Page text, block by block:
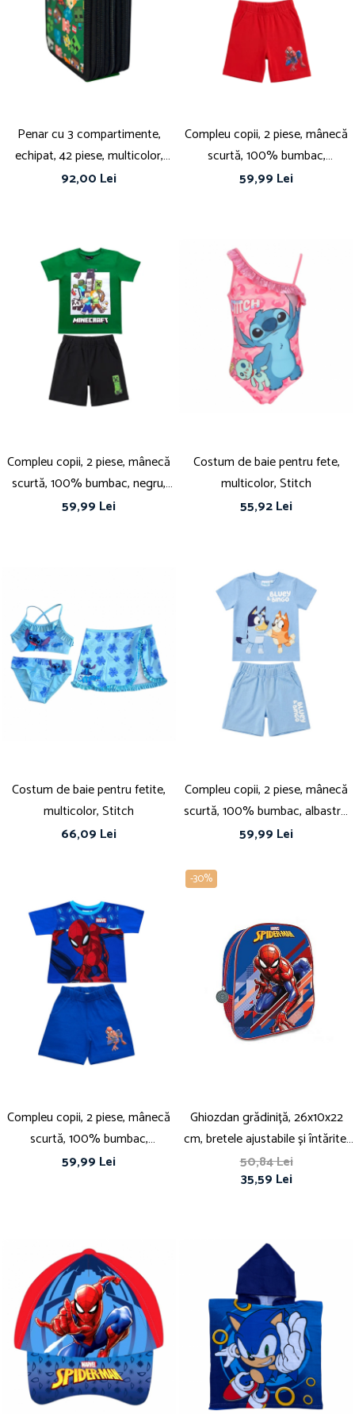
Îmbrăcăminte
Bluze și jachete copii
Compleuri copii
Costume de baie
Halate de baie
Hanorace
Lenjerie intimă și șosete
Tricouri copii
Încălțăminte
Pantofi și încălțăminte sport
Papuci și botoșei copii
Sandale și saboți
Șorțuri și bonete
Penar cu 3 compartimente,
echipat, 42 piese, multicolor,
Happy, Minecraft
92,00 Lei
Compleu copii, 2 piese, mânecă
scurtă, 100% bumbac,
multicolor, Spiderman
59,99 Lei
Compleu copii, 2 piese, mânecă
scurtă, 100% bumbac, negru,
Minecraft
59,99 Lei
Costum de baie pentru fete,
multicolor, Stitch
55,92 Lei
Costum de baie pentru fetite,
multicolor, Stitch
66,09 Lei
Compleu copii, 2 piese, mânecă
scurtă, 100% bumbac, albastru,
Bluey
59,99 Lei
Compleu copii, 2 piese, mânecă
scurtă, 100% bumbac,
multicolor, Spiderman, Marvel
59,99 Lei
-30%
Ghiozdan grădiniță, 26x10x22
cm, bretele ajustabile și întărite,
multicolor, Spiderman
50,84 Lei
35,59 Lei